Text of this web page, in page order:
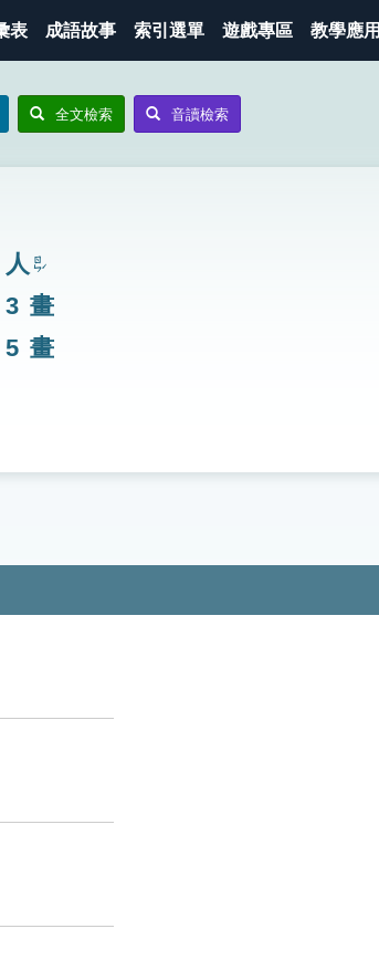
表 成語故事 索引選單 遊戲專區 教學應用
全文檢索 音讀檢索
人 ㄖㄣˊ
3 畫
5 畫